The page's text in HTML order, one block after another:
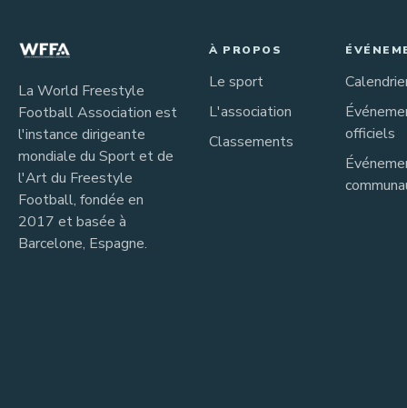
La World Freestyle
Football Association est
l'instance dirigeante
mondiale du Sport et de
l'Art du Freestyle
Football, fondée en
2017 et basée à
Barcelone, Espagne.
À PROPOS
Le sport
L'association
Classements
officiels